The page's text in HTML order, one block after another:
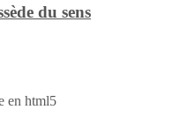
du sens